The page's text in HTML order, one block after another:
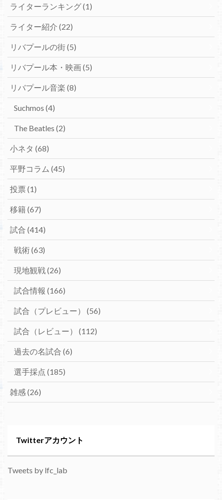
ライターランキング(1)
ライター紹介 (22)
リバプールの街(5)
リバプール本・映画(5)
リバプール音楽 (8)
Suchmos (4)
The Beatles (2)
小ネタ (68)
平野コラム (45)
投票 (1)
移籍(67)
試合 (414)
戦術(63)
現地観戦(26)
試合情報 (166)
試合（プレビュー） (56)
試合（レビュー） (112)
過去の名試合 (6)
選手採点 (185)
雑感(26)
Twitterアカウント
Tweets by lfc_lab